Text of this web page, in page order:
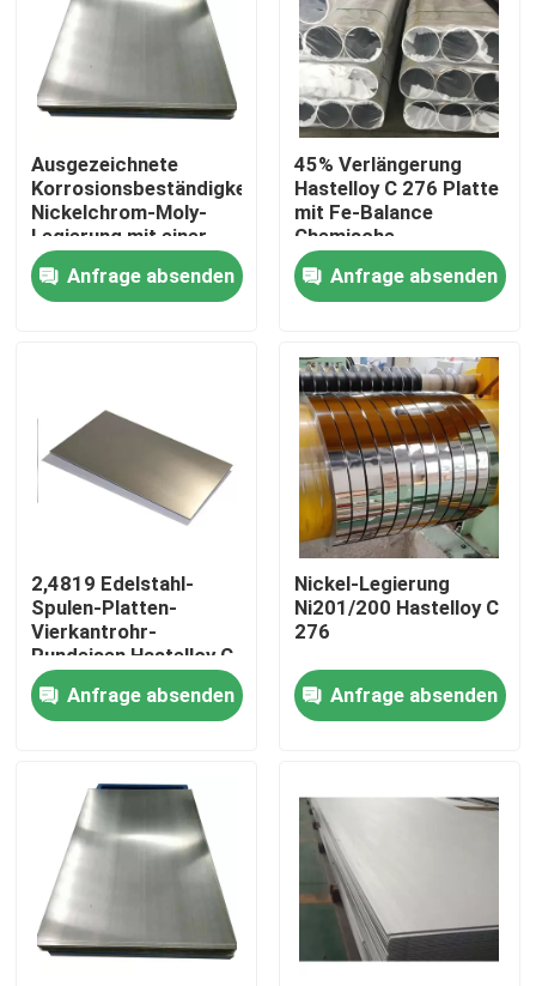
Haus
Über uns
Fabrik-Ausflug
Qualitätskontrolle
Treten Sie mit uns in Verbindung
Material Inconel 625
Incoloy 800-Material
Ausgezeichnete
Korrosionsbeständigkeit
Nickelchrom-Moly-
Legierung mit einer
Dichte von 8,89 G/cm3
Anfrage absenden
45% Verlängerung
Hastelloy C 276 Platte
mit Fe-Balance
Chemische
Zusammensetzung
Anfrage absenden
2,4819 Edelstahl-
Spulen-Platten-
Vierkantrohr-
Rundeisen Hastelloy C
276
Anfrage absenden
Nickel-Legierung
Ni201/200 Hastelloy C
276
Anfrage absenden